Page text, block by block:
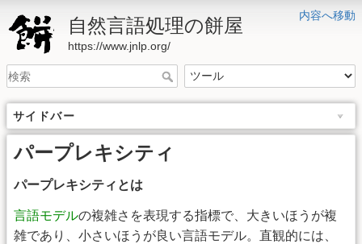
内容へ移動
自然言語処理の餅屋
https://www.jnlp.org/
サイドバー
パープレキシティ
パープレキシティとは
言語モデルの複雑さを表現する指標で、大きいほうが複
雑であり、小さいほうが良い言語モデル。直観的には、